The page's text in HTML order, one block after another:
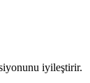
iyileştirir.